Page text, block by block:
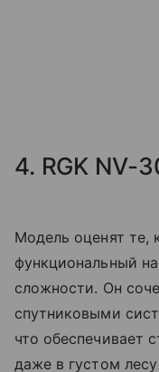
4. RGK NV-
Модель оценят те,
функциональный
сложности. Он
спутниковыми
что обеспечивает
даже в густом